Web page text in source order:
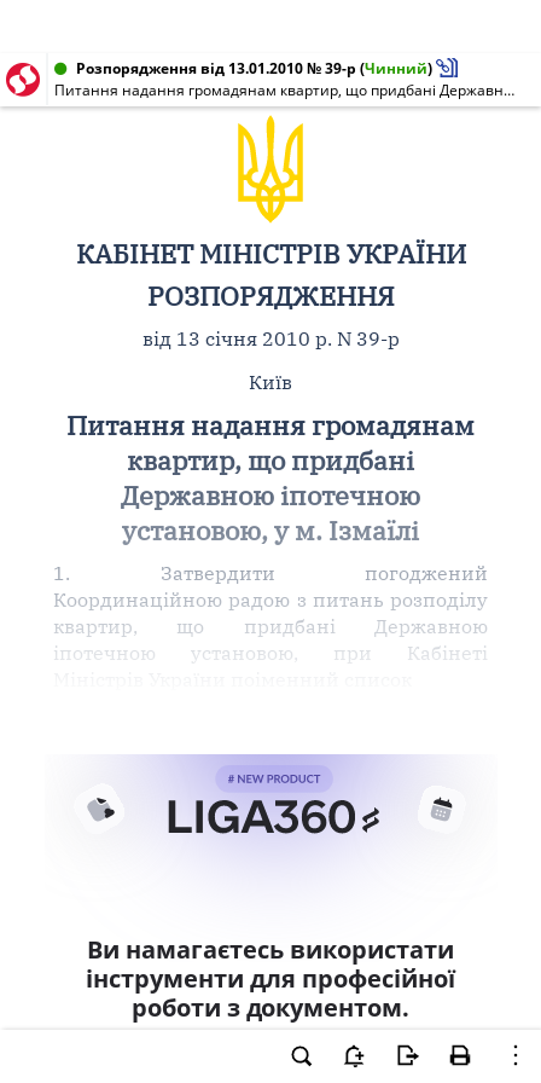
Розпорядження від 13.01.2010 № 39-р (Чинний)
Питання надання громадянам квартир, що придбані Державною іпотечною установою, у м. Ізмаїлі
КАБІНЕТ МІНІСТРІВ УКРАЇНИ
РОЗПОРЯДЖЕННЯ
від 13 січня 2010 р. N 39-р
Київ
Питання надання громадянам
квартир, що придбані
Державною іпотечною
установою, у м. Ізмаїлі
1. Затвердити погоджений
Координаційною радою з питань розподілу
квартир, що придбані Державною
іпотечною установою, при Кабінеті
Ви намагаєтесь використати
інструменти для професійної
роботи з документом.
LIGA360. Залишайте заявку та отримайте